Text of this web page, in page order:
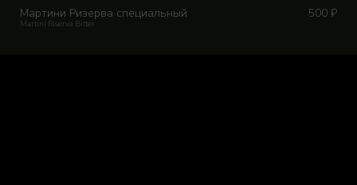
Мартини Ризерва специальный 500 ₽
Martini Riserva Bitter